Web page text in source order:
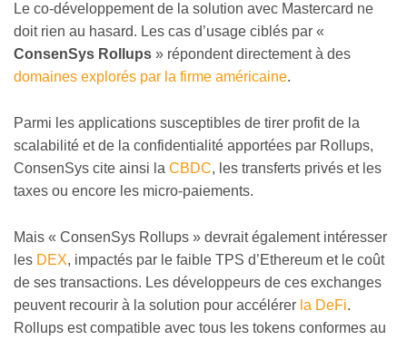
Le co-développement de la solution avec Mastercard ne
doit rien au hasard. Les cas d’usage ciblés par «
ConsenSys Rollups » répondent directement à des
domaines explorés par la firme américaine.
Parmi les applications susceptibles de tirer profit de la
scalabilité et de la confidentialité apportées par Rollups,
ConsenSys cite ainsi la CBDC, les transferts privés et les
taxes ou encore les micro-paiements.
Mais « ConsenSys Rollups » devrait également intéresser
les DEX, impactés par le faible TPS d’Ethereum et le coût
de ses transactions. Les développeurs de ces exchanges
peuvent recourir à la solution pour accélérer la DeFi.
Rollups est compatible avec tous les tokens conformes au